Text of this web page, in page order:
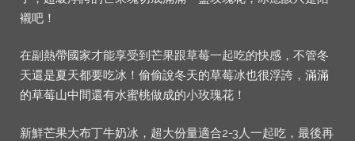
襯吧！
在副熱帶國家才能享受到芒果跟草莓一起吃的快感，不管冬
天還是夏天都要吃冰！偷偷說冬天的草莓冰也很浮誇，滿滿
的草莓山中間還有水蜜桃做成的小玫瑰花！
新鮮芒果大布丁牛奶冰，超大份量適合2-3人一起吃，最後再